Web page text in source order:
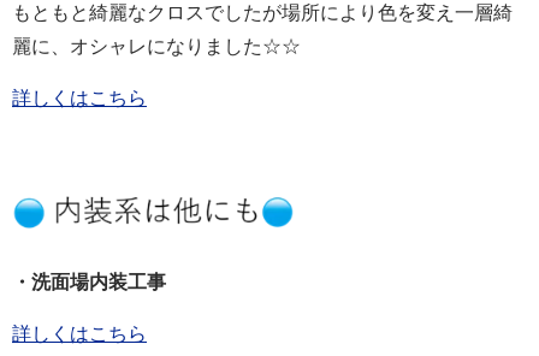
もともと綺麗なクロスでしたが場所により色を変え一層綺
麗に、オシャレになりました☆☆
詳しくはこちら
・洗面場内装工事
詳しくはこちら